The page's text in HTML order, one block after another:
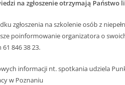
na zgłoszenie otrzymają Państwo
zgłoszenia na szkolenie osób z
poinformowanie organizatora o
846 38 23.
informacji nt. spotkania udziela
w Poznaniu